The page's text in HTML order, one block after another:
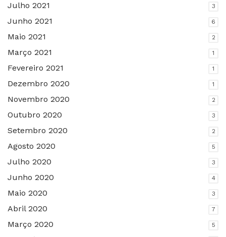
Julho 2021 3
Junho 2021 6
Maio 2021 2
Março 2021 1
Fevereiro 2021 1
Dezembro 2020 1
Novembro 2020 2
Outubro 2020 3
Setembro 2020 2
Agosto 2020 5
Julho 2020 3
Junho 2020 4
Maio 2020 3
Abril 2020 7
Março 2020 5